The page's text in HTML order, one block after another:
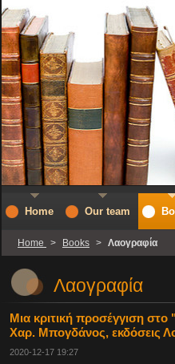
Home > Books > Λαογραφία
Λαογραφία
Μια κριτική προσέγγιση
Χαρ. Μπογδάνος, εκδόσεις
2020-12-17 19:27
Home Our team